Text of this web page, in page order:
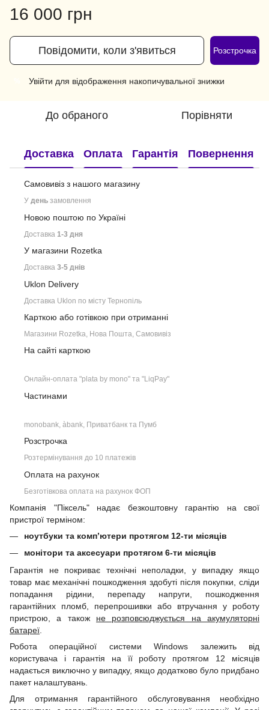
16 000 грн
Повідомити, коли з'явиться Розстрочка
Увійти для відображення накопичувальної знижки
До обраного Порівняти
Доставка Оплата Гарантія Повернення
Самовивіз з нашого магазину
У день замовлення
Новою поштою по Україні
Доставка 1-3 дня
У магазини Rozetka
Доставка 3-5 днів
Uklon Delivery
Доставка Uklon по місту Тернопіль
Карткою або готівкою при отриманні
Магазини Rozetka, Нова Пошта, Самовивіз
На сайті карткою
Онлайн-оплата "plata by mono" та "LiqPay"
Частинами
monobank, àbank, Приватбанк та Пумб
Розстрочка
Розтермінування до 10 платежів
Оплата на рахунок
Безготівкова оплата на рахунок ФОП
Компанія "Піксель" надає безкоштовну гарантію на свої
пристрої терміном:
ноутбуки та комп’ютери протягом 12-ти місяців
монітори та аксесуари протягом 6-ти місяців
Гарантія не покриває технічні неполадки, у випадку якщо
товар має механічні пошкодження здобуті після покупки, сліди
попадання рідини, перепаду напруги, пошкодження
гарантійних пломб, перепрошивки або втручання у роботу
пристрою, а також не розповсюджується на акумуляторні
батареї
Робота операційної системи Windows залежить від
користувача і гарантія на її роботу протягом 12 місяців
надається виключно у випадку, якщо додатково було придбано
пакет налаштувань.
Для отримання гарантійного обслуговування необхідно